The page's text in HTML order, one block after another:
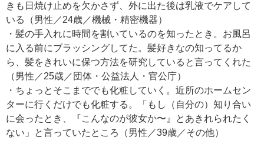
きも日焼け止めを欠かさず、外に出た後は乳液でケアして
いる（男性／24歳／機械・精密機器）
・髪の手入れに時間を割いているのを知ったとき。お風呂
に入る前にブラッシングしてた。髪好きなの知ってるか
ら、髪をきれいに保つ方法を研究していると言ってくれた
（男性／25歳／団体・公益法人・官公庁）
・ちょっとそこまででも化粧していく。近所のホームセン
ターに行くだけでも化粧する。「もし（自分の）知り合い
に会ったとき、『こんなのが彼女か〜』とあきれられたく
ない」と言っていたところ（男性／39歳／その他）